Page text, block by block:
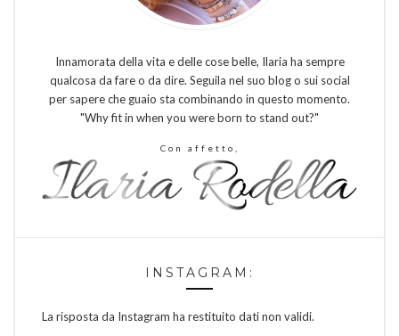
Innamorata della vita e delle cose belle, Ilaria ha sempre
qualcosa da fare o da dire. Seguila nel suo blog o sui social
per sapere che guaio sta combinando in questo momento.
"Why fit in when you were born to stand out?"
Con affetto,
INSTAGRAM:
La risposta da Instagram ha restituito dati non validi.